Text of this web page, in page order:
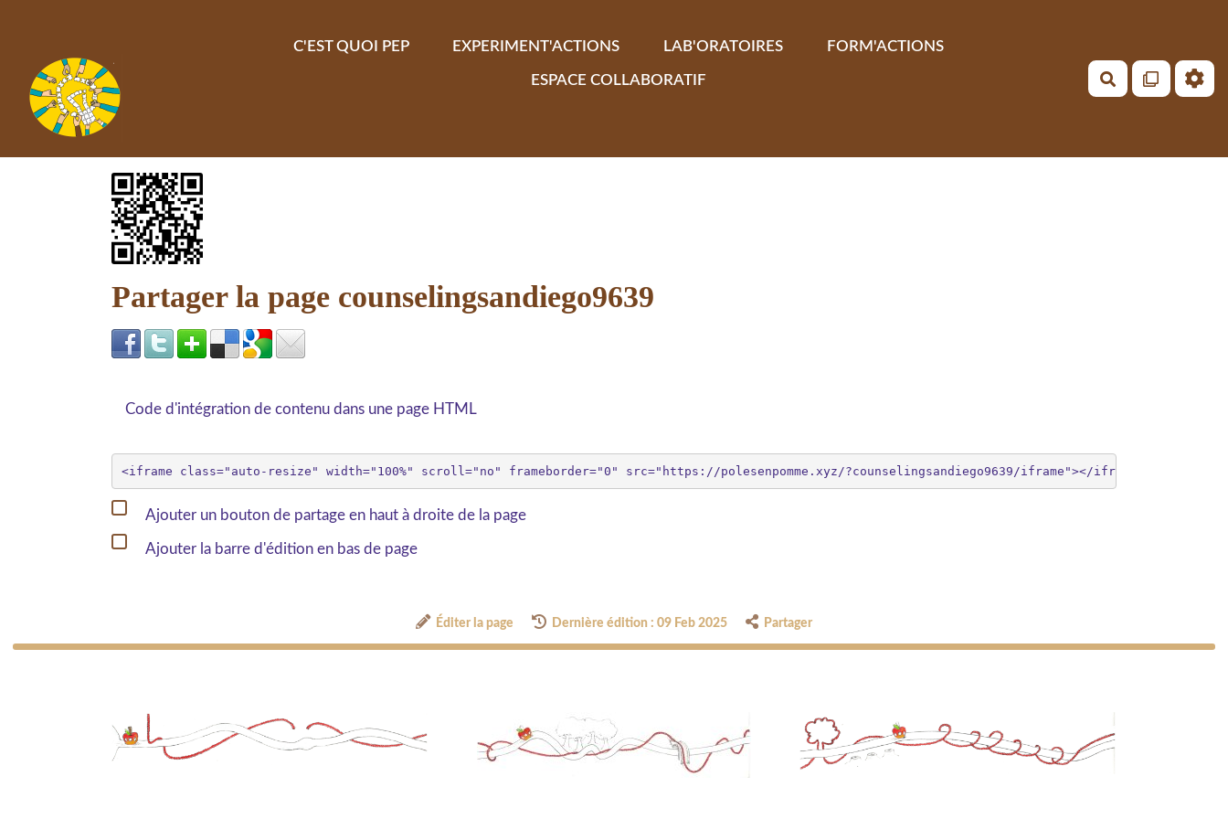
C'EST QUOI PEP
EXPERIMENT'ACTIONS LAB'ORATOIRES FORM'ACTIONS
ESPACE COLLABORATIF Rechercher
Partager la page counselingsandiego9639
Code d'intégration de contenu dans une page HTML
Ajouter un bouton de partage en haut à droite de la page
Ajouter la barre d'édition en bas de page
Éditer la page Dernière édition : 09 Feb 2025 Partager